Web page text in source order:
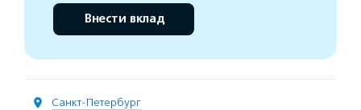
Внести вклад
Санкт-Петербург